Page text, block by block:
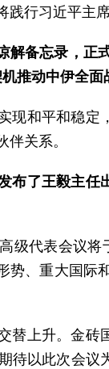
践行习近平主
解备忘录，正
推动中伊全面
现和平和稳
关系。
布了王毅主
级代表会议
势、重大国际
替上升。金
待以此次会